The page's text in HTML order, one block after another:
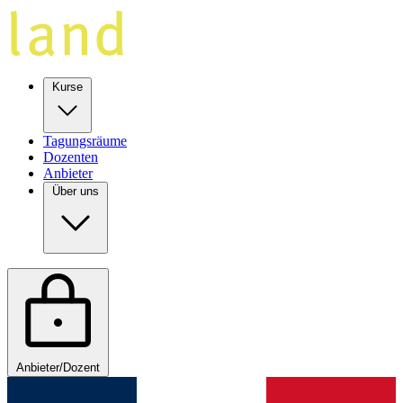
Kurse
Tagungsräume
Dozenten
Anbieter
Über uns
Anbieter/Dozent